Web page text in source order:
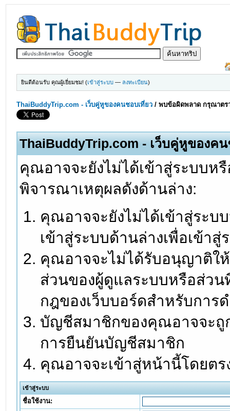
ยินดีต้อนรับ คุณผู้เยี่ยมชม! (เข้าสู่ระบบ — ลงทะเบียน)
ThaiBuddyTrip.com - เว็บคู่หูของคนชอบเที่ยว /พบข้อผิดพลาด กรุณาตร
ThaiBuddyTrip.com - เว็บคู่หูของค
คุณอาจจะยังไม่ได้เข้าสู่ระบบ
พิจารณาเหตุผลดังด้านล่าง:
คุณอาจจะยังไม่ได้เข้าสู่ระบ
เข้าสู่ระบบด้านล่างเพื่อเข้า
คุณอาจจะไม่ได้รับอนุญาติใ
ส่วนของผู้ดูแลระบบหรือส่ว
กฎของเว็บบอร์ดสำหรับการ
บัญชีสมาชิกของคุณอาจจะถู
การยืนยันบัญชีสมาชิก
คุณอาจจะเข้าสู่หน้านี้โดยต
เข้าสู่ระบบ
ชื่อใช้งาน: